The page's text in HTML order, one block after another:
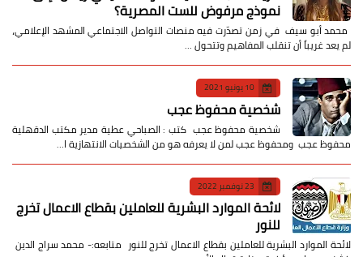
نموذج مرفوض للست المصرية؟
​ محمد أبو سيف ​في زمن تصدّرت فيه منصات التواصل الاجتماعي المشهد الإعلامي،
لم يعد غريباً أن تنقلب المفاهيم وتتحول …
10 يونيو 2021
شخصية محفوظ عجب
شخصية محفوظ عجب كتب : الصباحي عطية مدير مكتب الدقهلية
محفوظ عجب ومحفوظ عجب لمن لا يعرفه هو من الشخصيات الانتهازية ا…
23 نوفمبر 2022
لائحة الموارد البشرية للعاملين بقطاع الاعمال تخرج
للنور
لائحة الموارد البشرية للعاملين بقطاع الاعمال تخرج للنور متابعه:- محمد سراج الدين